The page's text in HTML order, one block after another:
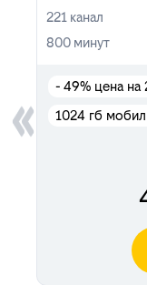
221 канал
800 минут
- 49% цена на
1024 гб